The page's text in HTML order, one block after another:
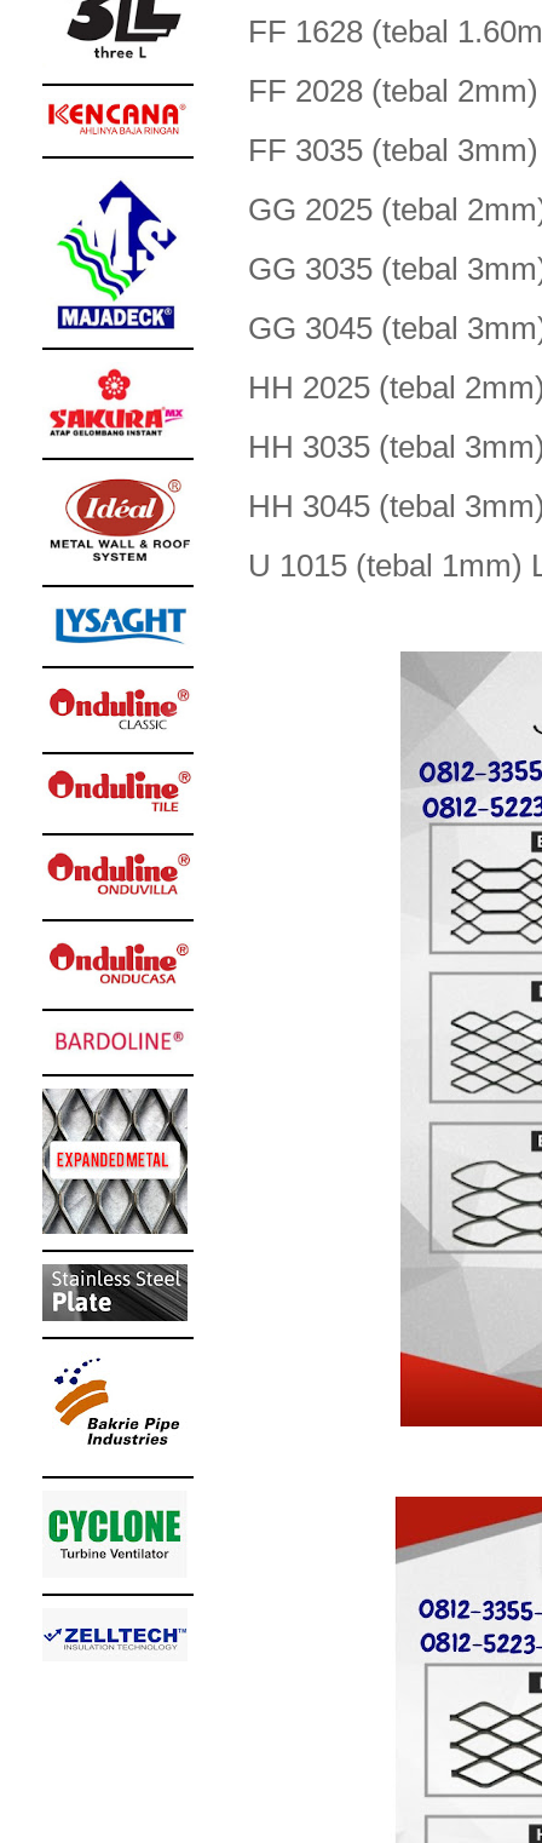
FF 1628 (tebal
FF 2028 (tebal
FF 3035 (tebal
GG 2025 (tebal
GG 3035 (tebal
GG 3045 (tebal
HH 2025 (tebal
HH 3035 (tebal
HH 3045 (tebal
U 1015 (tebal 1mm)